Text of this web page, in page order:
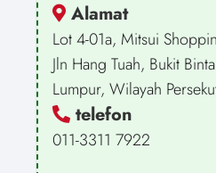
Alamat
Lot 4-01a, Mitsui
Jln Hang Tuah, Bukit
Lumpur, Wilayah
telefon
011-3311 7922